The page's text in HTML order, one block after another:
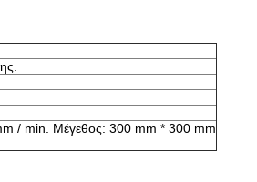
/ min. Μέγεθος: 300 mm * 300 mm